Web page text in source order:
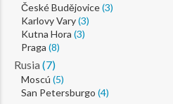
České Budějovice(3)
Karlovy Vary(3)
Kutna Hora (3)
Praga (8)
Rusia (7)
Moscú (5)
San Petersburgo (4)